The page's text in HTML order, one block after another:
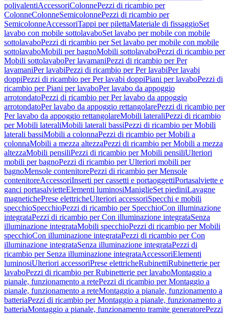
polivalentiAccessoriColonnePezzi di ricambio per
ColonneColonneSemicolonnePezzi di ricambio per
SemicolonneAccessoriTappi per pilettaMateriale di fissaggioSet
lavabo con mobile sottolavaboSet lavabo per mobile con mobile
sottolavaboPezzi di ricambio per Set lavabo per mobile con mobile
sottolavaboMobili per bagnoMobili sottolavaboPezzi di ricambio per
Mobili sottolavaboPer lavamaniPezzi di ricambio per Per
lavamaniPer lavabiPezzi di ricambio per Per lavabiPer lavabi
doppiPezzi di ricambio per Per lavabi doppiPiani per lavaboPezzi di
ricambio per Piani per lavaboPer lavabo da appoggio
arrotondatoPezzi di ricambio per Per lavabo da appoggio
arrotondatoPer lavabo da appoggio rettangolarePezzi di ricambio per
Per lavabo da appoggio rettangolareMobili lateraliPezzi di ricambio
per Mobili lateraliMobili laterali bassiPezzi di ricambio per Mobili
laterali bassiMobili a colonnaPezzi di ricambio per Mobili a
colonnaMobili a mezza altezzaPezzi di ricambio per Mobili a mezza
altezzaMobili pensiliPezzi di ricambio per Mobili pensiliUlteriori
mobili per bagnoPezzi di ricambio per Ulteriori mobili per
bagnoMensole contenitorePezzi di ricambio per Mensole
contenitoreAccessoriInserti per cassetti e portaoggettiPortasalviette e
ganci portasalvietteElementi luminosiManiglieSet piediniLavagne
magnetichePrese elettricheUlteriori accessoriSpecchi e mobili
specchioSpecchioPezzi di ricambio per SpecchioCon illuminazione
integrataPezzi di ricambio per Con illuminazione integrataSenza
illuminazione integrataMobili specchioPezzi di ricambio per Mobili
specchioCon illuminazione integrataPezzi di ricambio per Con
illuminazione integrataSenza illuminazione integrataPezzi di
ricambio per Senza illuminazione integrataAccessoriElementi
luminosiUlteriori accessoriPrese elettricheRubinettiRubinetterie per
lavaboPezzi di ricambio per Rubinetterie per lavaboMontaggio a
pianale, funzionamento a retePezzi di ricambio per Montaggio a
pianale, funzionamento a reteMontaggio a pianale, funzionamento a
batteriaPezzi di ricambio per Montaggio a pianale, funzionamento a
batteriaMontaggio a pianale, funzionamento tramite generatorePezzi